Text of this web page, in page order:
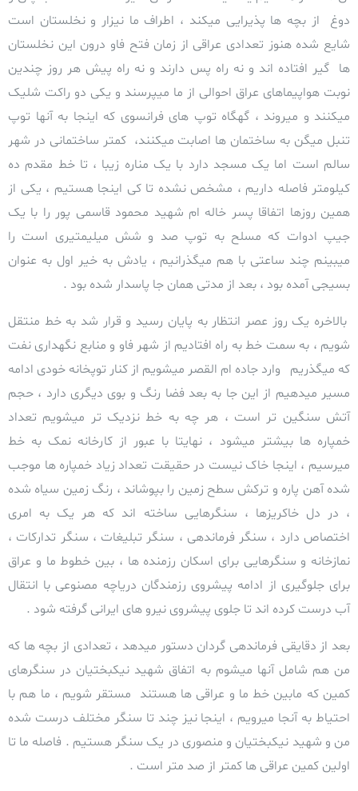
دوغ از بچه ها پذیرایی میکند ، اطراف ما نیزار و نخلستان است
شایع شده هنوز تعدادی عراقی از زمان فتح فاو درون این نخلستان
ها گیر افتاده اند و نه راه پس دارند و نه راه پیش هر روز چندین
نوبت هواپیماهای عراق احوالی از ما میپرسند و یکی دو راکت شلیک
میکنند و میروند ، گهگاه توپ های فرانسوی که اینجا به آنها توپ
تنبل میگن به ساختمان ها اصابت میکنند، کمتر ساختمانی در شهر
سالم است اما یک مسجد دارد با یک مناره زیبا ، تا خط مقدم ده
کیلومتر فاصله داریم ، مشخص نشده تا کی اینجا هستیم ، یکی از
همین روزها اتفاقا پسر خاله ام شهید محمود قاسمی پور را با یک
جیپ ادوات که مسلح به توپ صد و شش میلیمتیری است را
میبینم چند ساعتی با هم میگذرانیم ، یادش به خیر اول به عنوان
بسیجی آمده بود ، بعد از مدتی همان جا پاسدار شده بود .
بالاخره یک روز عصر انتظار به پایان رسید و قرار شد به خط منتقل
شویم ، به سمت خط به راه افتادیم از شهر فاو و منابع نگهداری نفت
که میگذریم وارد جاده ام القصر میشویم از کنار توپخانه خودی ادامه
مسیر میدهیم از این جا به بعد فضا رنگ و بوی دیگری دارد ، حجم
آتش سنگین تر است ، هر چه به خط نزدیک تر میشویم تعداد
خمپاره ها بیشتر میشود ، نهایتا با عبور از کارخانه نمک به خط
میرسیم ، اینجا خاک نیست در حقیقت تعداد زیاد خمپاره ها موجب
شده آهن پاره و ترکش سطح زمین را بپوشاند ، رنگ زمین سیاه شده
، در دل خاکریزها ، سنگرهایی ساخته اند که هر یک به امری
اختصاص دارد ، سنگر فرماندهی ، سنگر تبلیغات ، سنگر تدارکات ،
نمازخانه و سنگرهایی برای اسکان رزمنده ها ، بین خطوط ما و عراق
برای جلوگیری از ادامه پیشروی رزمندگان دریاچه مصنوعی با انتقال
آب درست کرده اند تا جلوی پیشروی نیرو های ایرانی گرفته شود .
بعد از دقایقی فرماندهی گردان دستور میدهد ، تعدادی از بچه ها که
من هم شامل آنها میشوم به اتفاق شهید نیکبختیان در سنگرهای
کمین که مابین خط ما و عراقی ها هستند مستقر شویم ، ما هم با
احتیاط به آنجا میرویم ، اینجا نیز چند تا سنگر مختلف درست شده
من و شهید نیکبختیان و منصوری در یک سنگر هستیم . فاصله ما تا
اولین کمین عراقی ها کمتر از صد متر است .